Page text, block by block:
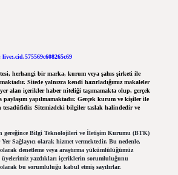
live:.cid.575569c608265c69
herhangi bir marka, kurum veya şahıs şirketi ile
Sitede yalnızca kendi hazırladığımız makaleler
alan içerikler haber niteliği taşımamakta olup, gerçek
yapılmamaktadır. Gerçek kurum ve kişiler ile
tesadüfidir. Sitemizdeki bilgiler taslak halindedir ve
gereğince Bilgi Teknolojileri ve İletişim Kurumu (BTK)
Sağlayıcı olarak hizmet vermektedir. Bu nedenle,
denetleme veya araştırma yükümlülüğümüz
yazdıkları içeriklerin sorumluluğunu
bu sorumluluğu kabul etmiş sayılırlar.